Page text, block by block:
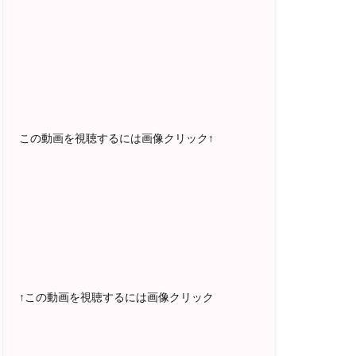
1500名越え
この動画を視聴するには画像クリック↑
↑この動画を視聴するには画像クリック